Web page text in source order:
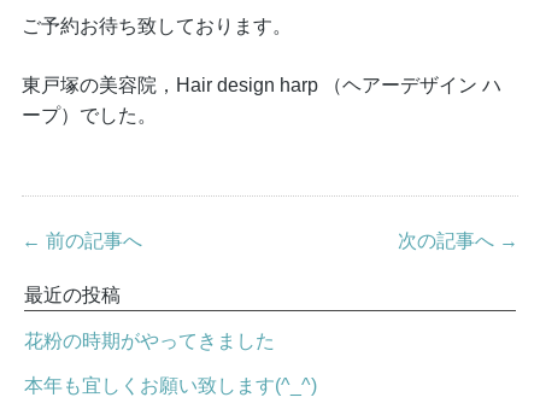
ご予約お待ち致しております。
東戸塚の美容院，Hair design harp （ヘアーデザイン ハ
ープ）でした。
← 前の記事へ 次の記事へ →
最近の投稿
花粉の時期がやってきました
本年も宜しくお願い致します(^_^)